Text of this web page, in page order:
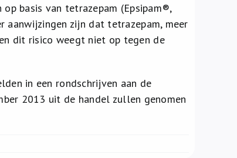
basis van tetrazepam (Epsipam®,
zijn dat tetrazepam, meer
dit risico weegt niet op tegen de
in een rondschrijven aan de
2013 uit de handel zullen genomen